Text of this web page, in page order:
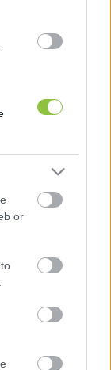
orRating),
adott
teljes
jelzi, hogy